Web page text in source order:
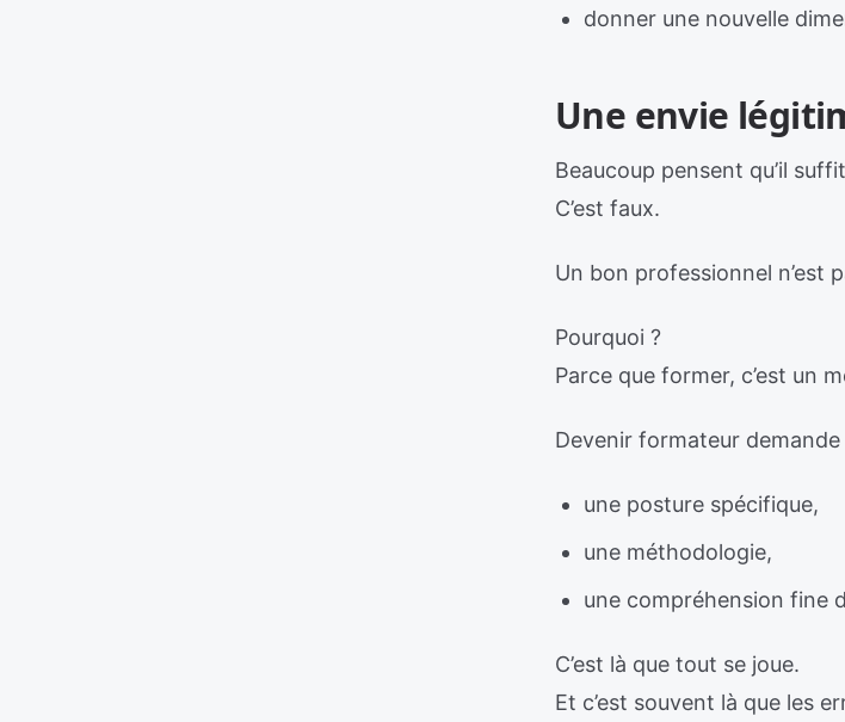
donner une nouvelle
Une envie
Beaucoup pensent qu’il
C’est faux.
Un bon professionnel n’est
Pourquoi ?
Parce que former, c’est un
Devenir formateur demande
une posture spécifique,
une méthodologie,
une compréhension fine
C’est là que tout se joue.
Et c’est souvent là que les